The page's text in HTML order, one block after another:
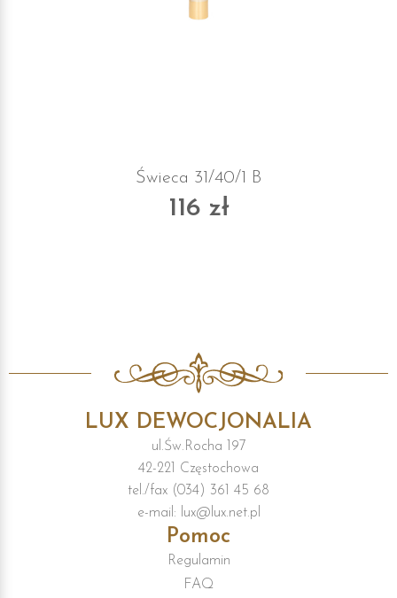
Świeca 31/40/1 B
116 zł
LUX DEWOCJONALIA
ul.Św.Rocha 197
42-221 Częstochowa
tel./fax (034) 361 45 68
e-mail: lux@lux.net.pl
Pomoc
Regulamin
FAQ